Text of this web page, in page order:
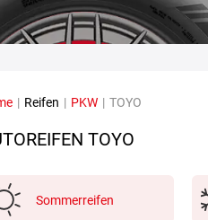
| Reifen | PKW | TOYO
TOYO
Sommerreifen